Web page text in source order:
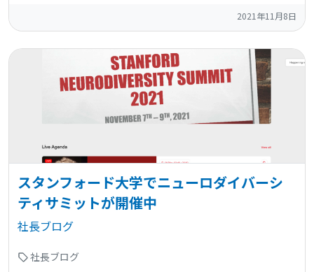
2021年11月8日
スタンフォード大学でニューロダイバーシ
ティサミットが開催中
社長ブログ
社長ブログ